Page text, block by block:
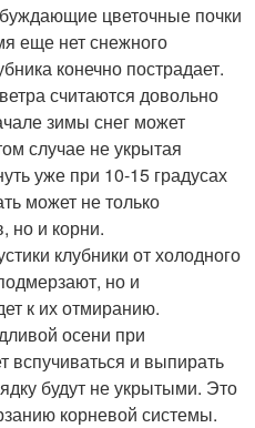
цветочные почки
еще нет снежного
конечно пострадает.
считаются довольно
зимы снег может
случае не укрытая
уже при 10-15 градусах
может не только
но и корни.
клубники от холодного
но и
к их отмиранию.
осени при
вспучиваться и выпирать
будут не укрытыми. Это
корневой системы.